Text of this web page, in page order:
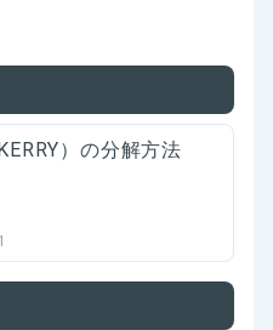
）の分解方法